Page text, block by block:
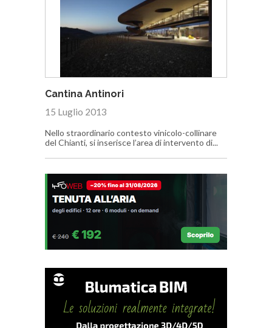
Cantina Antinori
15 Luglio 2013
Nello straordinario contesto vinicolo-collinare
del Chianti, si inserisce l’area di intervento di...